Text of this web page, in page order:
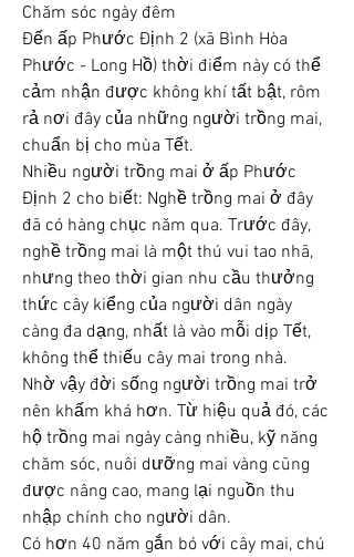
Chăm sóc ngày đêm
Đến ấp Phước Định 2 (xã Bình Hòa
Phước - Long Hồ) thời điểm này có thể
cảm nhận được không khí tất bật, rôm
rả nơi đây của những người trồng mai,
chuẩn bị cho mùa Tết.
Nhiều người trồng mai ở ấp Phước
Định 2 cho biết: Nghề trồng mai ở đây
đã có hàng chục năm qua. Trước đây,
nghề trồng mai là một thú vui tao nhã,
nhưng theo thời gian nhu cầu thưởng
thức cây kiểng của người dân ngày
càng đa dạng, nhất là vào mỗi dịp Tết,
không thể thiếu cây mai trong nhà.
Nhờ vậy đời sống người trồng mai trở
nên khấm khá hơn. Từ hiệu quả đó, các
hộ trồng mai ngày càng nhiều, kỹ năng
chăm sóc, nuôi dưỡng mai vàng cũng
được nâng cao, mang lại nguồn thu
nhập chính cho người dân.
Có hơn 40 năm gắn bó với cây mai, chú